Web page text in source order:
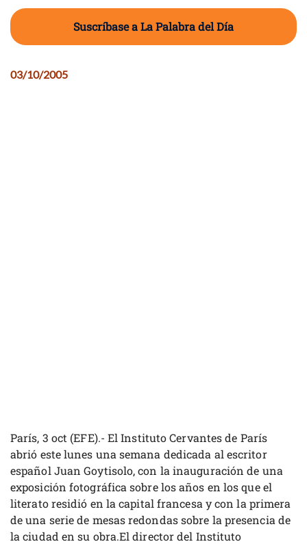
Suscríbase a La Palabra del Día
03/10/2005
París, 3 oct (EFE).- El Instituto Cervantes de París
abrió este lunes una semana dedicada al escritor
español Juan Goytisolo, con la inauguración de una
exposición fotográfica sobre los años en los que el
literato residió en la capital francesa y con la primera
de una serie de mesas redondas sobre la presencia de
la ciudad en su obra.El director del Instituto